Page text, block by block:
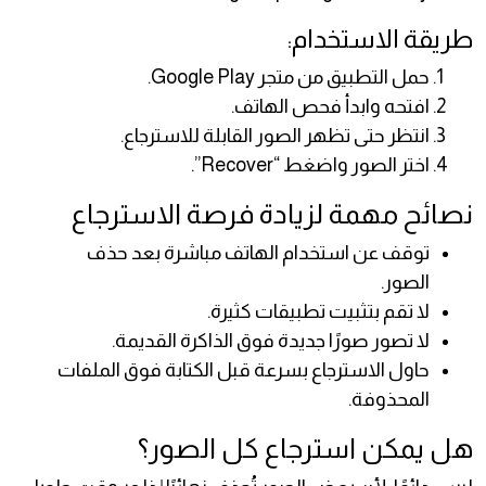
طريقة الاستخدام:
حمل التطبيق من متجر Google Play.
افتحه وابدأ فحص الهاتف.
انتظر حتى تظهر الصور القابلة للاسترجاع.
اختر الصور واضغط “Recover”.
نصائح مهمة لزيادة فرصة الاسترجاع
توقف عن استخدام الهاتف مباشرة بعد حذف
الصور.
لا تقم بتثبيت تطبيقات كثيرة.
لا تصور صورًا جديدة فوق الذاكرة القديمة.
حاول الاسترجاع بسرعة قبل الكتابة فوق الملفات
المحذوفة.
هل يمكن استرجاع كل الصور؟